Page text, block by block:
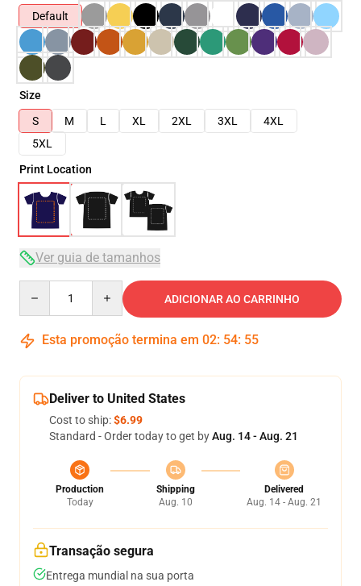
Default
Size
S
M L XL 2XL 3XL
4XL
5XL
Print Location
Ver guia de tamanhos
ADICIONAR AO CARRINHO
Esta promoção termina em 02: 54: 54
Deliver to United States
Cost to ship:$6.99
Standard - Order today to get byAug. 14 - Aug. 21
Production
Today
Shipping
Aug. 10
Delivered
Aug. 14 - Aug. 21
Transação segura
Entrega mundial na sua porta